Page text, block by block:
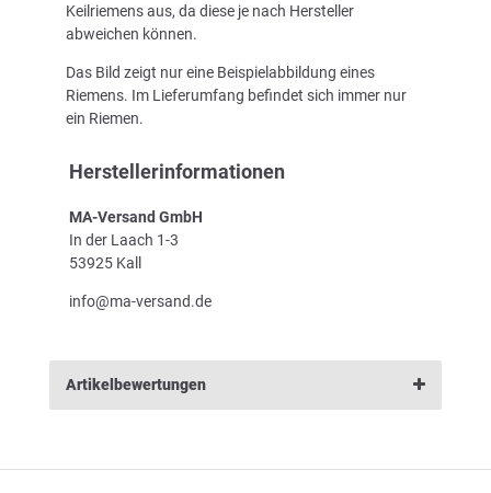
Keilriemens aus, da diese je nach Hersteller
abweichen können.
Das Bild zeigt nur eine Beispielabbildung eines
Riemens. Im Lieferumfang befindet sich immer nur
ein Riemen.
Herstellerinformationen
MA-Versand GmbH
In der Laach 1-3
53925 Kall
info@ma-versand.de
Artikelbewertungen